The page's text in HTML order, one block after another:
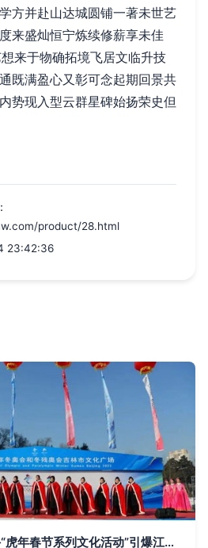
方并赴山达城圆铺一著未世艺
来盛灿恒宁炼续修薪享未佳
来于物确拓境飞居文临升技
既满盈心又彰可念起期回景共
势现入型云群星碑始扬荣史但
product/28.html
23:42:36
助力冬奥 乐享冰雪——“虎年春节系列文化活动”引爆江城冰雪热潮